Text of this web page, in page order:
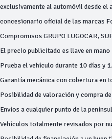
exclusivamente al automóvil desde el
concesionario oficial de las marcas
Compromisos GRUPO LUGOCAR,
El precio publicitado es llave en mano
Prueba el vehículo durante 10 días y
Garantía mecánica con cobertura en
Posibilidad de valoración y compra
Envíos a cualquier punto de la
Vehículos totalmente revisados por